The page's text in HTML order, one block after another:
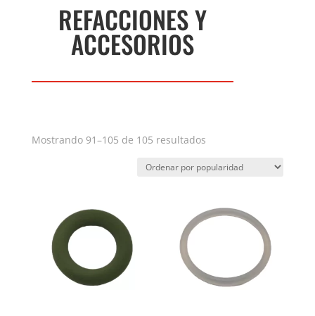
REFACCIONES Y
ACCESORIOS
Mostrando 91–105 de 105 resultadosOrdenado
popularidad